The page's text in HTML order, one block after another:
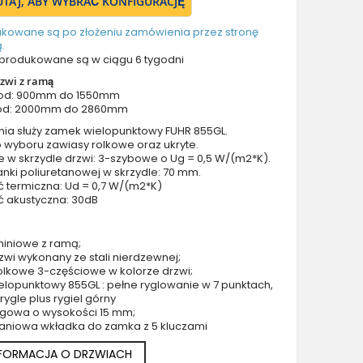
Drzwi z prawym naświetlem
Drzwi z górnym i lewym naświetlem
Drzwi z lewym i prawym naświetlem
Drzwi podwójne z lewym i prawym naświetlem
Drzwi podwójne z górnym naświetlem
Drzwi podwójne z lewym, prawym i górnym naświetlem
Akcesoria do drzwi
Drzwi Aluminiowe Pivot
Szklane drzwi pivot
Okna aluminiowe
są po złożeniu zamówienia przez stronę
są w ciągu 6 tygodni
z ramą
900mm do 1550mm
2000mm do 2860mm
służy zamek wielopunktowy FUHR 855GL.
wyboru zawiasy rolkowe oraz ukryte.
w skrzydle drzwi: 3-szybowe o Ug = 0,5 W/(m2*K).
poliuretanowej w skrzydle: 70 mm.
termiczna: Ud = 0,7 W/(m2*K)
akustyczna: 30dB
z ramą;
wykonany ze stali nierdzewnej;
3-częściowe w kolorze drzwi;
855GL : pełne ryglowanie w 7 punktach,
plus rygiel górny
o wysokości 15 mm;
wkładka do zamka z 5 kluczami
O DRZWIACH